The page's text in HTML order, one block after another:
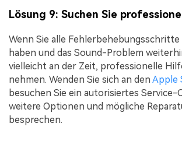
Lösung 9: Suchen Sie
Wenn Sie alle
haben und das Sound-Problem
vielleicht an der Zeit, professionelle
nehmen. Wenden Sie sich an denApple
besuchen Sie ein autorisiertes Service-
weitere Optionen und mögliche
besprechen.